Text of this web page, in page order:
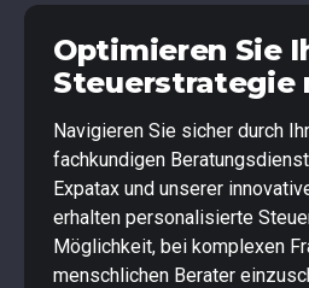
Optimieren Sie
Steuerstrategie
Navigieren Sie sicher durch
fachkundigen
Expatax und unserer
erhalten personalisierte
Möglichkeit, bei komplexen
menschlichen Berater